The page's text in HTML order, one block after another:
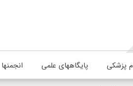
پزشکی پایگاههای علمی انجمنها